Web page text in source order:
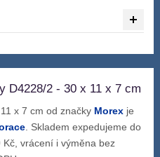
D4228/2 - 30 x 11 x 7 cm
x 7 cm od značky Morex je
. Skladem expedujeme do
vrácení i výměna bez